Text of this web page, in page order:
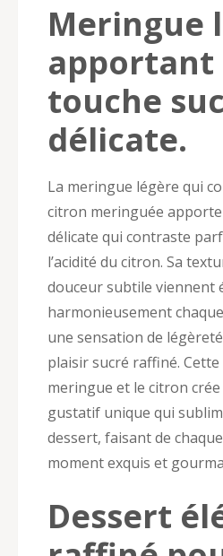
Meringue
apportant
touche
délicate.
La meringue légère qui
citron meringuée
délicate qui contraste
l’acidité du citron. Sa
douceur subtile viennent
harmonieusement
une sensation de
plaisir sucré raffiné.
meringue et le citron
gustatif unique qui
dessert, faisant de
moment exquis et
Dessert